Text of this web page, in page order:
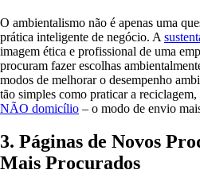
O ambientalismo não é apenas uma
prática inteligente de negócio. A
imagem ética e profissional de uma
procuram fazer escolhas
modos de melhorar o desempenho
tão simples como praticar a
NÃO domicílio – o modo de envio
3. Páginas de Novos
Mais Procurados